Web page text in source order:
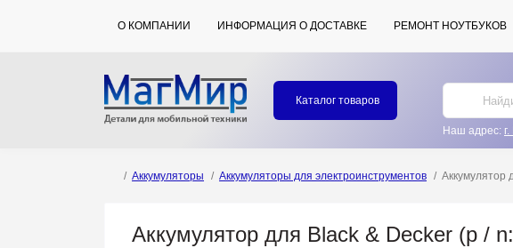
О КОМПАНИИ ИНФОРМАЦИЯ О ДОСТАВКЕ РЕМОНТ НОУТБУКОВ
Каталог товаров
Наш адрес:
Аккумуляторы Аккумуляторы для электроинструментов Аккумулятор
Аккумулятор для Black & Decker (p /